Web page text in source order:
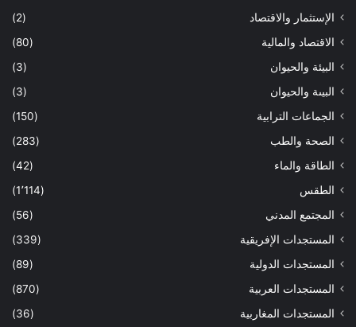
الإستثمار والاقتصاد
(2)
الاقتصاد والمالية
(80)
البيئة والحيوان
(3)
البيىة والحيوان
(3)
الجماعات الترابية
(150)
الصحة والطب
(283)
الطاقة والماء
(42)
الطقس
(1٬114)
المجتمع المدني
(56)
المستجدات الإفريقية
(339)
المستجدات الدولية
(89)
المستجدات العربية
(870)
المستجدات المغاربية
(36)